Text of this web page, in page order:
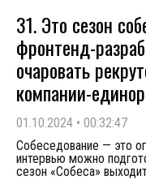
31. Это сезон
фронтенд-
очаровать
компании-
01.10.2024 • 00:32:47
Собеседование — это
интервью можно
сезон «Собеса»